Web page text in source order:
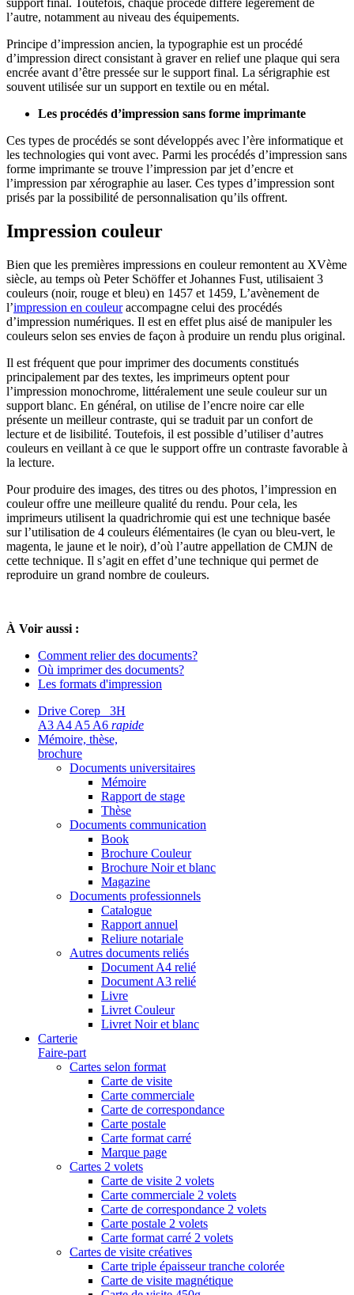
support final. Toutefois, chaque procédé diffère légèrement de
l’autre, notamment au niveau des équipements.
Principe d’impression ancien, la typographie est un procédé
d’impression direct consistant à graver en relief une plaque qui sera
encrée avant d’être pressée sur le support final. La sérigraphie est
souvent utilisée sur un support en textile ou en métal.
Les procédés d’impression sans forme imprimante
Ces types de procédés se sont développés avec l’ère informatique et
les technologies qui vont avec. Parmi les procédés d’impression sans
forme imprimante se trouve l’impression par jet d’encre et
l’impression par xérographie au laser. Ces types d’impression sont
prisés par la possibilité de personnalisation qu’ils offrent.
Impression couleur
Bien que les premières impressions en couleur remontent au XVème
siècle, au temps où Peter Schöffer et Johannes Fust, utilisaient 3
couleurs (noir, rouge et bleu) en 1457 et 1459, L’avènement de
l’impression en couleuraccompagne celui des procédés
d’impression numériques. Il est en effet plus aisé de manipuler les
couleurs selon ses envies de façon à produire un rendu plus original.
Il est fréquent que pour imprimer des documents constitués
principalement par des textes, les imprimeurs optent pour
l’impression monochrome, littéralement une seule couleur sur un
support blanc. En général, on utilise de l’encre noire car elle
présente un meilleur contraste, qui se traduit par un confort de
lecture et de lisibilité. Toutefois, il est possible d’utiliser d’autres
couleurs en veillant à ce que le support offre un contraste favorable à
la lecture.
Pour produire des images, des titres ou des photos, l’impression en
couleur offre une meilleure qualité du rendu. Pour cela, les
imprimeurs utilisent la quadrichromie qui est une technique basée
sur l’utilisation de 4 couleurs élémentaires (le cyan ou bleu-vert, le
magenta, le jaune et le noir), d’où l’autre appellation de CMJN de
cette technique. Il s’agit en effet d’une technique qui permet de
reproduire un grand nombre de couleurs.
À Voir aussi :
Comment relier des documents?
Où imprimer des documents?
Les formats d'impression
Drive Corep 3H
A3 A4 A5 A6 rapide
Mémoire, thèse,
brochure
Documents universitaires
Mémoire
Rapport de stage
Thèse
Documents communication
Book
Brochure Couleur
Brochure Noir et blanc
Magazine
Documents professionnels
Catalogue
Rapport annuel
Reliure notariale
Autres documents reliés
Document A4 relié
Document A3 relié
Livre
Livret Couleur
Livret Noir et blanc
Carterie
Faire-part
Cartes selon format
Carte de visite
Carte commerciale
Carte de correspondance
Carte postale
Carte format carré
Marque page
Cartes 2 volets
Carte de visite 2 volets
Carte commerciale 2 volets
Carte de correspondance 2 volets
Carte postale 2 volets
Carte format carré 2 volets
Cartes de visite créatives
Carte triple épaisseur tranche colorée
Carte de visite magnétique